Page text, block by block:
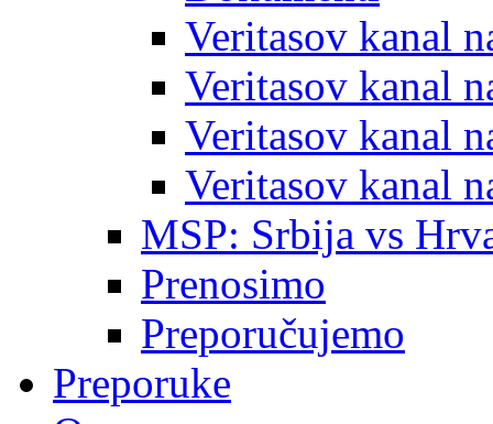
Veritasov kanal
Veritasov kanal
Veritasov kanal
Veritasov kanal
MSP: Srbija vs
Prenosimo
Preporučujemo
Preporuke